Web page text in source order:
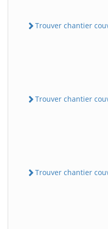
Trouver chantier
Trouver chantier
Trouver chantier